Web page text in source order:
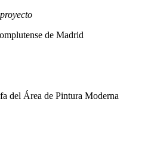
de Madrid
del Área de Pintura Moderna